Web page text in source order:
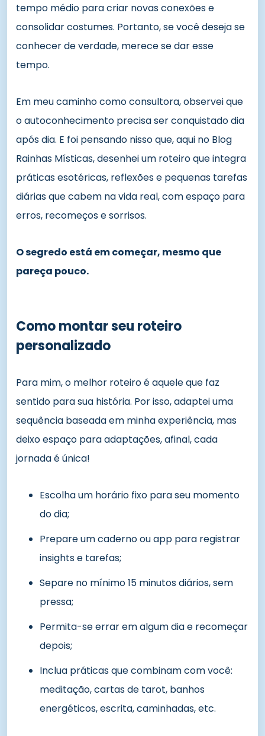
tempo médio para criar novas conexões e
consolidar costumes. Portanto, se você deseja se
conhecer de verdade, merece se dar esse
tempo.
Em meu caminho como consultora, observei que
o autoconhecimento precisa ser conquistado dia
após dia. E foi pensando nisso que, aqui no Blog
Rainhas Místicas, desenhei um roteiro que integra
práticas esotéricas, reflexões e pequenas tarefas
diárias que cabem na vida real, com espaço para
erros, recomeços e sorrisos.
O segredo está em começar, mesmo que
pareça pouco.
Como montar seu roteiro
personalizado
Para mim, o melhor roteiro é aquele que faz
sentido para sua história. Por isso, adaptei uma
sequência baseada em minha experiência, mas
deixo espaço para adaptações, afinal, cada
jornada é única!
Escolha um horário fixo para seu momento
do dia;
Prepare um caderno ou app para registrar
insights e tarefas;
Separe no mínimo 15 minutos diários, sem
pressa;
Permita-se errar em algum dia e recomeçar
depois;
Inclua práticas que combinam com você:
meditação, cartas de tarot, banhos
energéticos, escrita, caminhadas, etc.